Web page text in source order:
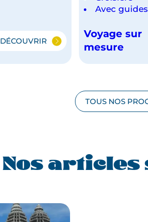
DÉCOUVRIR
PHNOM
KAMPOT
Avec
Voyage sur
mesure
TOUS NOS
Nos articles